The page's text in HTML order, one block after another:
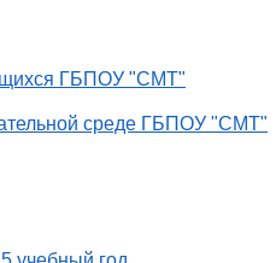
ГБПОУ "СМТ"
среде ГБПОУ "СМТ"